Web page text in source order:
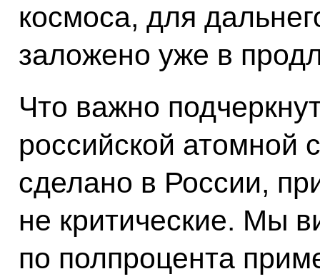
космоса, для
заложено уже в
Что важно
российской атомной
сделано в России,
не критические. Мы
по полпроцента